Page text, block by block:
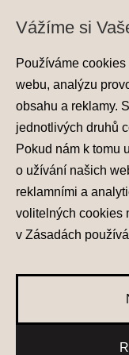
©
Vážíme si
Používáme
webu, analýzu
obsahu a reklamy.
jednotlivých druhů
Pokud nám k tomu
o užívání našich
reklamními a
volitelných cookies
v Zásadách